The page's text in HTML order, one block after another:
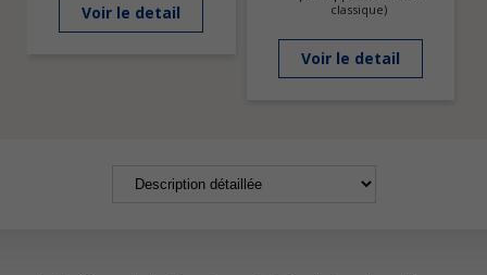
Voir le detail
classique)
Voir le detail